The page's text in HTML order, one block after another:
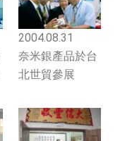
2004.08.31
奈米銀產品於台
北世貿參展